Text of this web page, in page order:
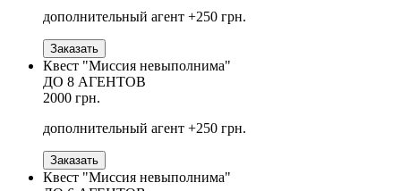
дополнительный агент +250 грн.
Заказать
Квест "Миссия невыполнима"
ДО 8 АГЕНТОВ
2000 грн.
дополнительный агент +250 грн.
Заказать
Квест "Миссия невыполнима"